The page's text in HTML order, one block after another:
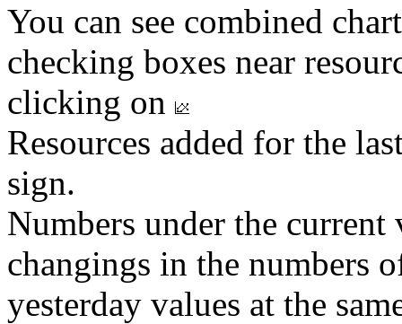
You can see combined
checking boxes near
clicking on
Resources added for the
sign.
Numbers under the
changings in the numbers
yesterday values at the